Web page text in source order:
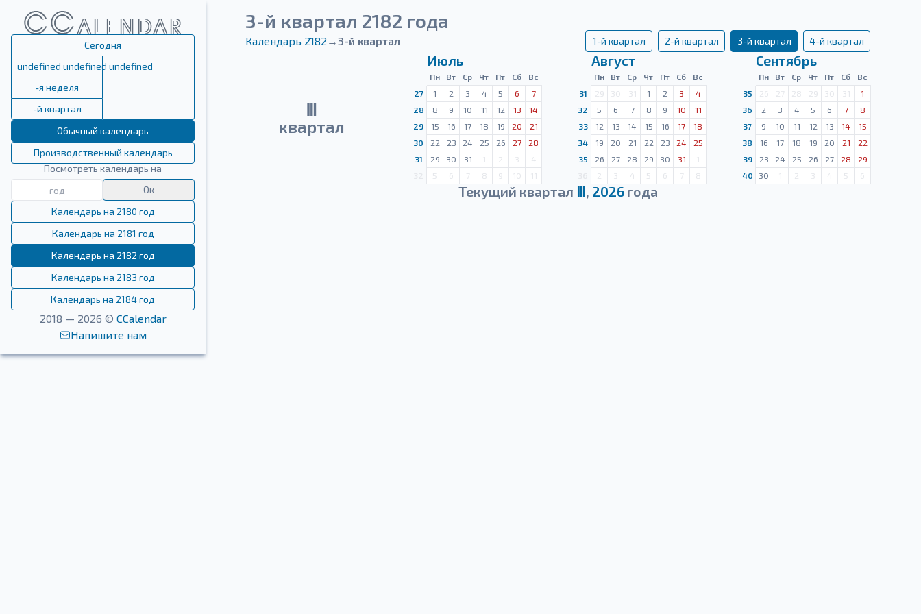
Сегодня
undefined undefined undefined
-я неделя
-й квартал
Обычный календарь
Производственный календарь
Посмотреть календарь на
Ок
Календарь на 2180 год
Календарь на 2181 год
Календарь на 2182 год
Календарь на 2183 год
Календарь на 2184 год
2018 — 2026 © CCalendar
Напишите нам
3-й квартал 2182 года
Календарь 2182 →3-й квартал 1-й квартал 2-й квартал 3-й квартал 4-й квартал
Ⅲ
квартал
Июль
Пн Вт Ср Чт Пт Сб
Вс
27
1 2 3 4 5 6
7
28
8 9 10 11 12 13
14
29
15 16 17 18 19 20
21
30
22 23 24 25 26 27
28
31
29 30 31 1 2 3
4
5 6 7 8 9 10 11
Август
Пн Вт Ср Чт Пт Сб
Вс
31
29 30 31 1 2 3
4
32
5 6 7 8 9 10
11
33
12 13 14 15 16 17
18
34
19 20 21 22 23 24
25
35
26 27 28 29 30 31
1
2 3 4 5 6 7 8
Сентябрь
Пн Вт Ср Чт Пт Сб
Вс
35
26 27 28 29 30 31
1
36
2 3 4 5 6 7
8
37
9 10 11 12 13 14
15
38
16 17 18 19 20 21
22
39
23 24 25 26 27 28
29
40
30 1 2 3 4 5 6
Текущий квартал Ⅲ, 2026года